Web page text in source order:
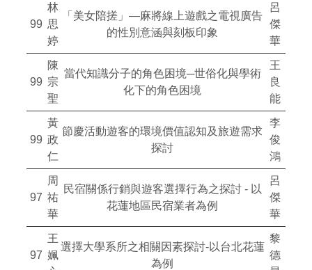
99
林
思
婷
「美女陪搓」—麻將線上遊戲之電視廣告
的性別意涵與刻板印象
呂
傑
華
99
陳
宗
聖
當代知識分子的角色困境─世俗化與學術
化下的角色困境
王
良
能
99
黃
政
仁
節慶活動遊客的環境價值認知及旅遊需求
探討
李
俊
鴻
97
周
祐
華
民宿關係行銷與遊客選擇行為之探討 - 以
花蓮地區民宿業者為例
呂
傑
華
97
王
姵
選擇大學系所之相關因素探討-以台北花蓮
為例
黎
德